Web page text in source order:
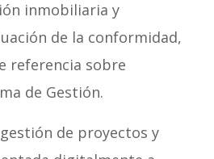
inmobiliaria y
de la conformidad,
referencia sobre
de Gestión.
de proyectos y